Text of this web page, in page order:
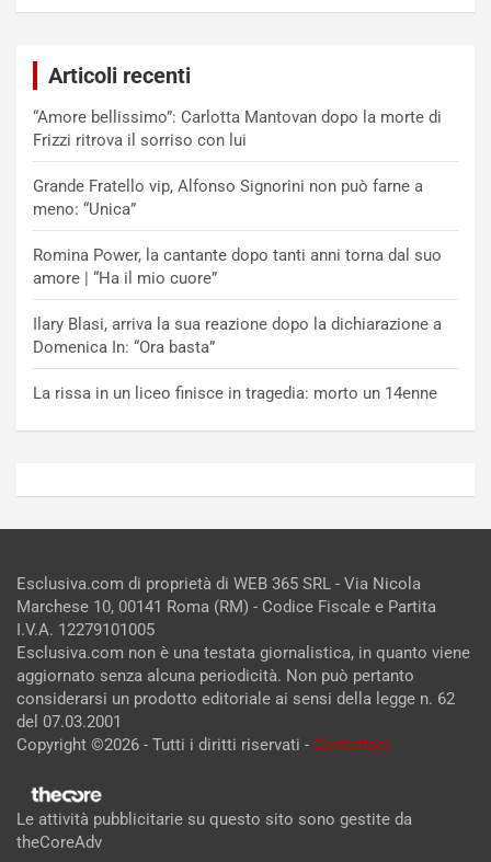
Articoli recenti
“Amore bellissimo”: Carlotta Mantovan dopo la morte di
Frizzi ritrova il sorriso con lui
Grande Fratello vip, Alfonso Signorini non può farne a
meno: “Unica”
Romina Power, la cantante dopo tanti anni torna dal suo
amore | “Ha il mio cuore”
Ilary Blasi, arriva la sua reazione dopo la dichiarazione a
Domenica In: “Ora basta”
La rissa in un liceo finisce in tragedia: morto un 14enne
Esclusiva.com di proprietà di WEB 365 SRL - Via Nicola
Marchese 10, 00141 Roma (RM) - Codice Fiscale e Partita
I.V.A. 12279101005
Esclusiva.com non è una testata giornalistica, in quanto viene
aggiornato senza alcuna periodicità. Non può pertanto
considerarsi un prodotto editoriale ai sensi della legge n. 62
del 07.03.2001
Copyright ©2026 - Tutti i diritti riservati - Contattaci
Le attività pubblicitarie su questo sito sono gestite da
theCoreAdv